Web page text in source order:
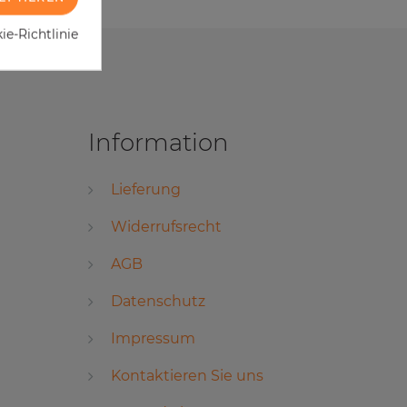
Information
Lieferung
Widerrufsrecht
AGB
Datenschutz
Impressum
Kontaktieren Sie uns
Richtlinie